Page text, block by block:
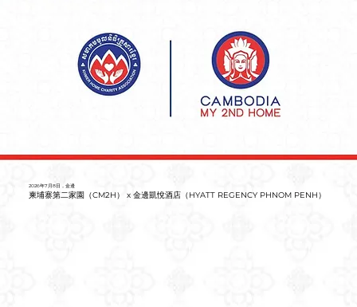
2026年7月8日，金邊
柬埔寨第二家園（CM2H） x 金邊凱悅酒店（HYATT REGENCY PHNOM PENH）